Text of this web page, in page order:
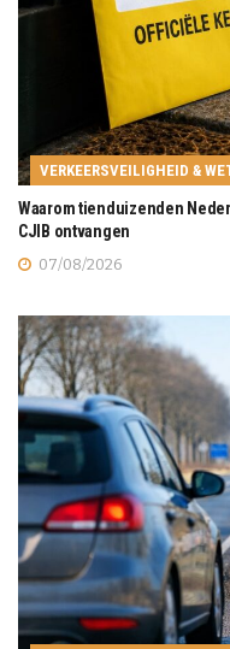
VERKEERSVEILIGHEID &
Waarom tienduizenden
CJIB ontvangen
07/08/2026